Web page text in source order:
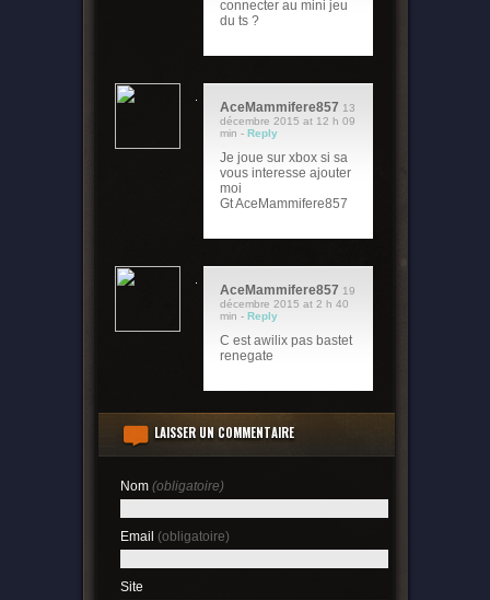
connecter au mini jeu
du ts ?
AceMammifere857 13
décembre 2015 at 12 h 09
min - Reply
Je joue sur xbox si sa
vous interesse ajouter
moi
Gt AceMammifere857
AceMammifere857 19
décembre 2015 at 2 h 40
min - Reply
C est awilix pas bastet
renegate
LAISSER UN COMMENTAIRE
Nom (obligatoire)
Email (obligatoire)
Site